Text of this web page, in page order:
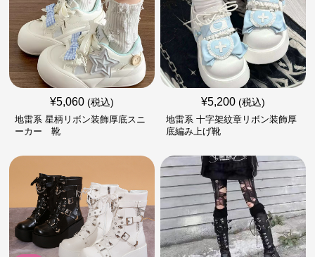
¥5,060 (税込)
地雷系 星柄リボン装飾厚底スニ
ーカー 靴
¥5,200 (税込)
地雷系 十字架紋章リボン装飾厚
底編み上げ靴